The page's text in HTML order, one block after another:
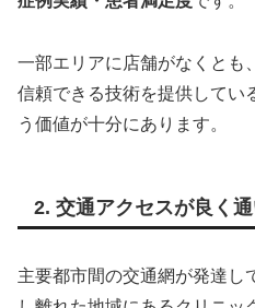
一部エリアに店舗がなくとも
信頼できる技術を提供してい
う価値が十分にあります。
2. 交通アクセスが良く
主要都市間の交通網が発達し